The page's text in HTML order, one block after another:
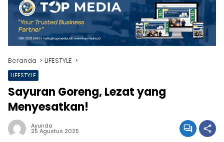
Beranda LIFESTYLE
LIFESTYLE
Sayuran Goreng, Lezat yang
Menyesatkan!
Ayunda
25 Agustus 2025